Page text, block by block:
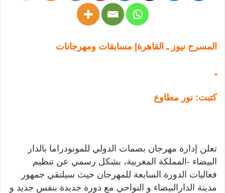
المسرح نيوز ـ القاهرة| مسابقات ومهرجانات
ـ
كتبت: نور مطاوع
تعلن إدارة مهرجان بصمات الدولي للمونودراما بالدار
البيضاء -المملكة المغربية، بشكل رسمي عن تنظيم
فعاليات الدورة السابعة للمهرجان حيث سيلتقي جمهور
مدينة الدارالبيضاء و النواحي مع دورة جديدة بنفس جديد و